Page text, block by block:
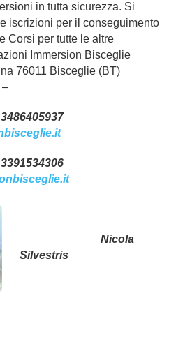
in tutta sicurezza. Si
iscrizioni per il conseguimento
Corsi per tutte le altre
Immersion Bisceglie
76011 Bisceglie (BT)
3486405937
Nicola
Silvestris